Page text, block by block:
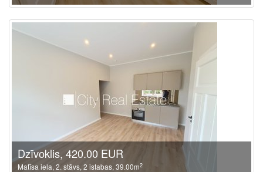
Dzīvoklis, 420.00 EUR
Matīsa iela, 2. stāvs, 2 istabas, 39.00m2